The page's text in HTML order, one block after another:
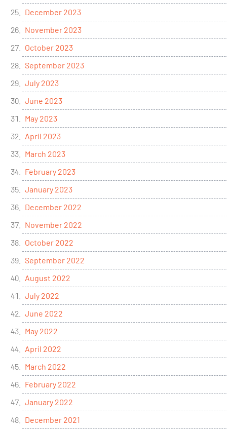
December 2023
November 2023
October 2023
September 2023
July 2023
June 2023
May 2023
April 2023
March 2023
February 2023
January 2023
December 2022
November 2022
October 2022
September 2022
August 2022
July 2022
June 2022
May 2022
April 2022
March 2022
February 2022
January 2022
December 2021